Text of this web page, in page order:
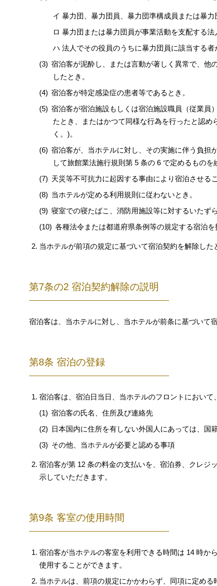
イ 暴力団、暴力団員、暴力団準構成員または暴
ロ 暴力団または暴力団員が事業活動を支配する
ハ 法人でその役員のうちに暴力団員に該当する者
宿泊客が泥酔し、または言動が著しく異常で、他
したとき。
宿泊客が特定感染症の患者等であるとき。
宿泊客が宿泊施設もしくは宿泊施設職員（従業員
たとき、またはかつて同様な行為を行ったと認
く。)。
宿泊客が、当ホテルに対し、その実施に伴う負担
して旅館業法施行規則第 5 条の 6 で定めるものを
天災等不可抗力に起因する事由により宿泊させる
当ホテルが定める利用規則に従わないとき。
寝室での寝たばこ、消防用施設等に対するいたず
各種法令または都道府県条例等の規定する宿泊
当ホテルが前項の規定に基づいて宿泊契約を解除し
第7条の2 宿泊契約解除の説明
宿泊客は、当ホテルに対し、当ホテルが前条に基づいて
第8条 宿泊の登録
宿泊客は、宿泊日当日、当ホテルのフロントにおい
宿泊客の氏名、住所及び連絡先
日本国内に住所を有しない外国人にあっては、国
その他、当ホテルが必要と認める事項
宿泊客が第 12 条の料金の支払いを、宿泊券、クレジ
示していただきます。
第9条 客室の使用時間
宿泊客が当ホテルの客室を利用できる時間は 14 時か
使用することができます。
当ホテルは、前項の規定にかかわらず、同項に定め